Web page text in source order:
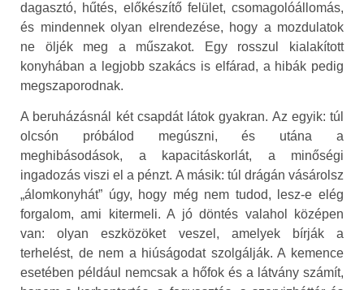
dagasztó, hűtés, előkészítő felület, csomagolóállomás,
és mindennek olyan elrendezése, hogy a mozdulatok
ne öljék meg a műszakot. Egy rosszul kialakított
konyhában a legjobb szakács is elfárad, a hibák pedig
megszaporodnak.
A beruházásnál két csapdát látok gyakran. Az egyik: túl
olcsón próbálod megúszni, és utána a
meghibásodások, a kapacitáskorlát, a minőségi
ingadozás viszi el a pénzt. A másik: túl drágán vásárolsz
„álomkonyhát” úgy, hogy még nem tudod, lesz-e elég
forgalom, ami kitermeli. A jó döntés valahol középen
van: olyan eszközöket veszel, amelyek bírják a
terhelést, de nem a hiúságodat szolgálják. A kemence
esetében például nemcsak a hőfok és a látvány számít,